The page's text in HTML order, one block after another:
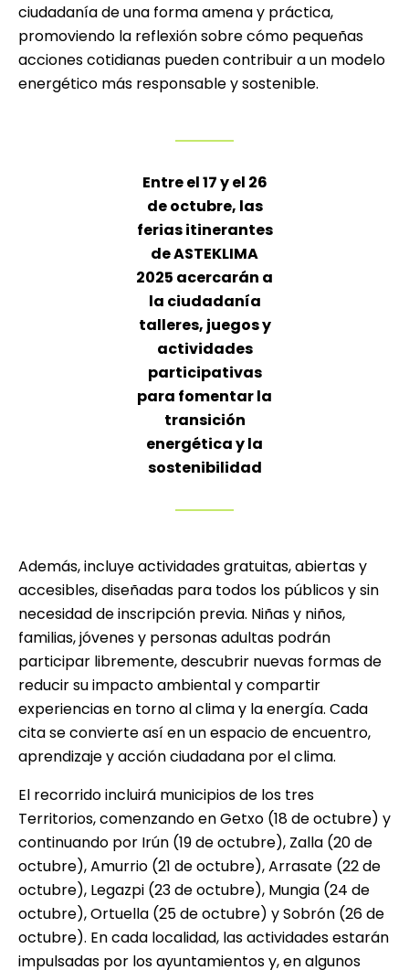
ciudadanía de una forma amena y práctica,
promoviendo la reflexión sobre cómo pequeñas
acciones cotidianas pueden contribuir a un modelo
energético más responsable y sostenible.
Entre el 17 y el 26
de octubre, las
ferias itinerantes
de ASTEKLIMA
2025 acercarán a
la ciudadanía
talleres, juegos y
actividades
participativas
para fomentar la
transición
energética y la
sostenibilidad
Además, incluye actividades gratuitas, abiertas y
accesibles, diseñadas para todos los públicos y sin
necesidad de inscripción previa. Niñas y niños,
familias, jóvenes y personas adultas podrán
participar libremente, descubrir nuevas formas de
reducir su impacto ambiental y compartir
experiencias en torno al clima y la energía. Cada
cita se convierte así en un espacio de encuentro,
aprendizaje y acción ciudadana por el clima.
El recorrido incluirá municipios de los tres
Territorios, comenzando en Getxo (18 de octubre) y
continuando por Irún (19 de octubre), Zalla (20 de
octubre), Amurrio (21 de octubre), Arrasate (22 de
octubre), Legazpi (23 de octubre), Mungia (24 de
octubre), Ortuella (25 de octubre) y Sobrón (26 de
octubre). En cada localidad, las actividades estarán
impulsadas por los ayuntamientos y, en algunos